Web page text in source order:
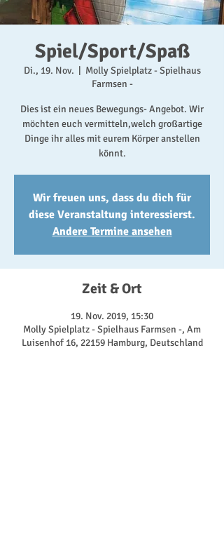
Spiel/Sport/Spaß
Di., 19. Nov.
Molly Spielplatz - Spielhaus
Farmsen -
Dies ist ein neues Bewegungs- Angebot. Wir
möchten euch vermitteln,welch großartige
Dinge ihr alles mit eurem Körper anstellen
könnt.
Wir freuen uns, dass du dich für
diese Veranstaltung interessierst.
Andere Termine ansehen
Zeit & Ort
19. Nov. 2019, 15:30
Molly Spielplatz - Spielhaus Farmsen -, Am
Luisenhof 16, 22159 Hamburg, Deutschland